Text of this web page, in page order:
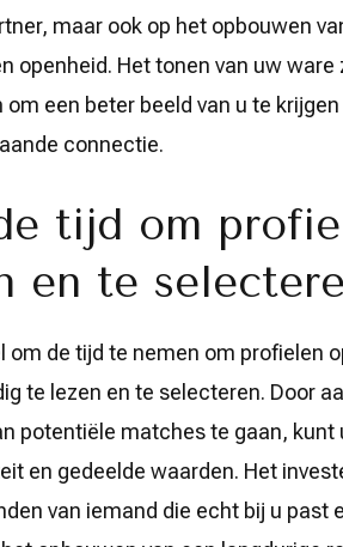
maar ook op het opbouwen
openheid. Het tonen van uw
een beter beeld van u te
connectie.
tijd om
en te
om de tijd te nemen om profielen
te lezen en te selecteren. Door
potentiële matches te gaan, kunt
en gedeelde waarden. Het
van iemand die echt bij u past